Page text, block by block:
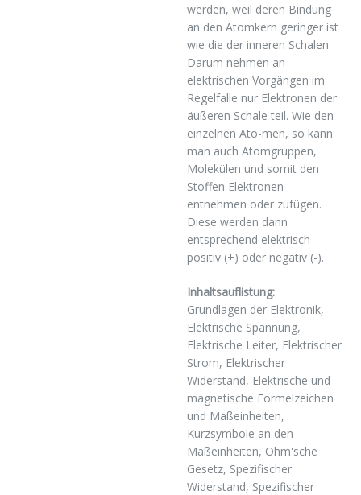
werden, weil deren Bindung
an den Atomkern geringer ist
wie die der inneren Schalen.
Darum nehmen an
elektrischen Vorgängen im
Regelfalle nur Elektronen der
äußeren Schale teil. Wie den
einzelnen Ato-men, so kann
man auch Atomgruppen,
Molekülen und somit den
Stoffen Elektronen
entnehmen oder zufügen.
Diese werden dann
entsprechend elektrisch
positiv (+) oder negativ (-).
Inhaltsauflistung:
Grundlagen der Elektronik,
Elektrische Spannung,
Elektrische Leiter, Elektrischer
Strom, Elektrischer
Widerstand, Elektrische und
magnetische Formelzeichen
und Maßeinheiten,
Kurzsymbole an den
Maßeinheiten, Ohm'sche
Gesetz, Spezifischer
Widerstand, Spezifischer